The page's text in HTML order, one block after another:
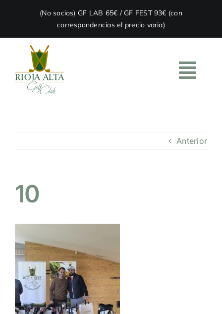
(No socios) GF LAB 65€ / GF FEST 93€ (con
correspondencias el precio varia)
NOTICIAS
HAZTE SOCIO
OFERTAS
Anterior
10